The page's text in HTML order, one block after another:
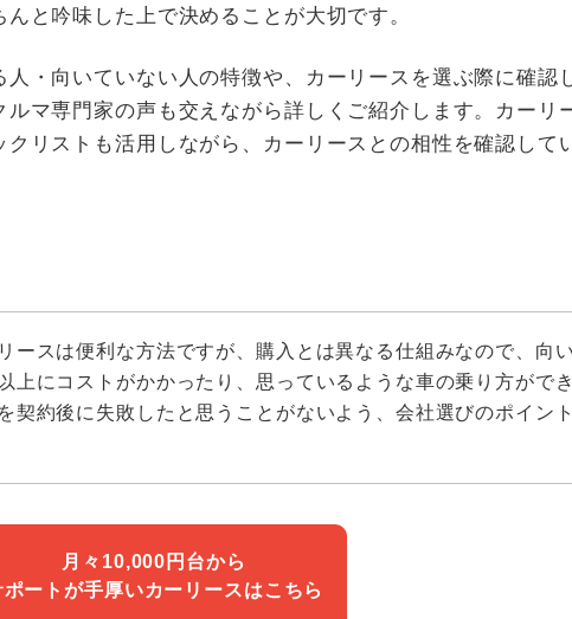
と吟味した上で決めることが大切です。
・向いていない人の特徴や、カーリースを選ぶ際に確認
マ専門家の声も交えながら詳しくご紹介します。カーリ
リストも活用しながら、カーリースとの相性を確認して
ースは便利な方法ですが、購入とは異なる仕組みなので、向い
上にコストがかかったり、思っているような車の乗り方ができ
契約後に失敗したと思うことがないよう、会社選びのポイント
月々10,000円台から
ポートが手厚いカーリースはこちら